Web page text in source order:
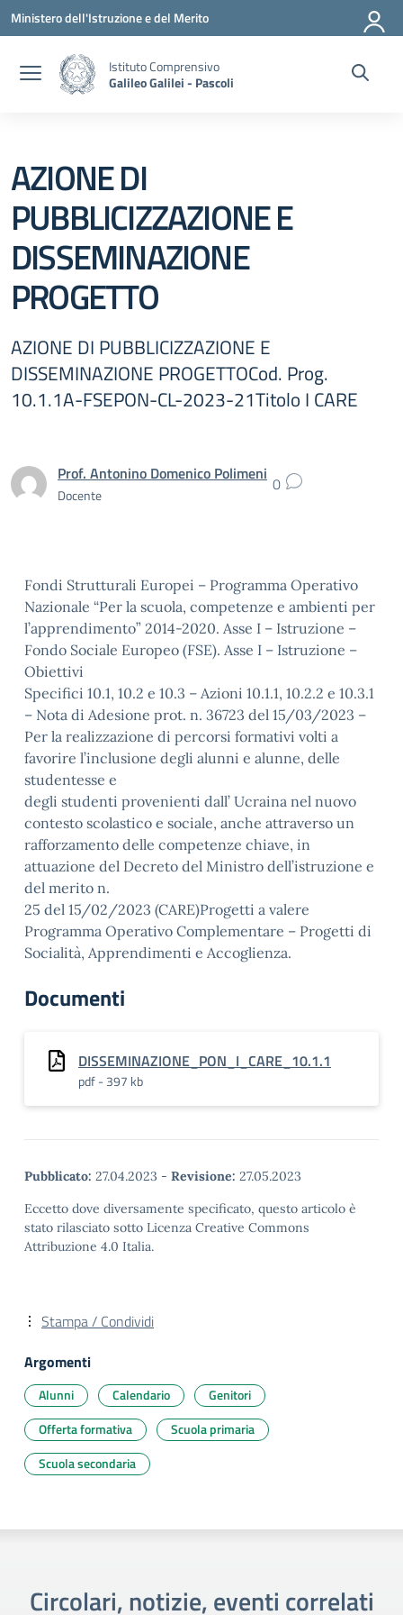
Vai ai contenuti
Vai al menu di navigazione
Vai al footer
Ministero dell'Istruzione e del Merito
Istituto Comprensivo
Galileo Galilei - Pascoli
AZIONE DI
PUBBLICIZZAZIONE E
DISSEMINAZIONE
PROGETTO
AZIONE DI PUBBLICIZZAZIONE E
DISSEMINAZIONE PROGETTOCod. Prog.
10.1.1A-FSEPON-CL-2023-21Titolo I CARE
Prof. Antonino Domenico Polimeni
Docente 0
Fondi Strutturali Europei – Programma Operativo
Nazionale “Per la scuola, competenze e ambienti per
l’apprendimento” 2014-2020. Asse I – Istruzione –
Fondo Sociale Europeo (FSE). Asse I – Istruzione –
Obiettivi
Specifici 10.1, 10.2 e 10.3 – Azioni 10.1.1, 10.2.2 e 10.3.1
– Nota di Adesione prot. n. 36723 del 15/03/2023 –
Per la realizzazione di percorsi formativi volti a
favorire l’inclusione degli alunni e alunne, delle
studentesse e
degli studenti provenienti dall’ Ucraina nel nuovo
contesto scolastico e sociale, anche attraverso un
rafforzamento delle competenze chiave, in
attuazione del Decreto del Ministro dell’istruzione e
del merito n.
25 del 15/02/2023 (CARE)Progetti a valere
Programma Operativo Complementare – Progetti di
Socialità, Apprendimenti e Accoglienza.
Documenti
DISSEMINAZIONE_PON_I_CARE_10.1.1
pdf - 397 kb
Pubblicato: 27.04.2023 - Revisione: 27.05.2023
Eccetto dove diversamente specificato, questo articolo è
stato rilasciato sotto Licenza Creative Commons
Attribuzione 4.0 Italia.
Stampa / Condividi
Argomenti
Alunni Calendario
Genitori
Offerta formativa
Scuola primaria
Scuola secondaria
Circolari, notizie, eventi correlati